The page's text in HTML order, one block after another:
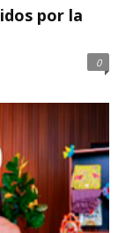
por la
0